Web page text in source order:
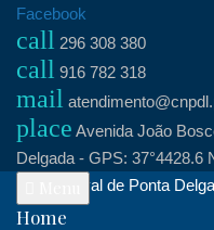
Skip
content
Facebook
call 296 308 380
call 916 782 318
mail
place Avenida João
Delgada - GPS: 37°4428.6
Clube Naval de Ponta
Home